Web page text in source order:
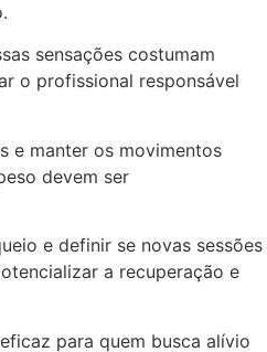
sensações costumam
o profissional responsável
e manter os movimentos
devem ser
e definir se novas sessões
a recuperação e
para quem busca alívio